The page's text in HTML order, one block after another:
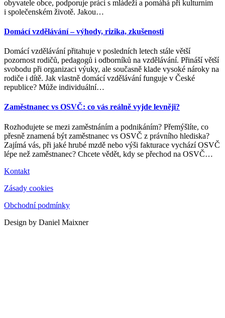
obyvatele obce, podporuje práci s mládeží a pomáhá při kulturním
i společenském životě. Jakou…
Domácí vzdělávání – výhody, rizika, zkušenosti
Domácí vzdělávání přitahuje v posledních letech stále větší
pozornost rodičů, pedagogů i odborníků na vzdělávání. Přináší větší
svobodu při organizaci výuky, ale současně klade vysoké nároky na
rodiče i dítě. Jak vlastně domácí vzdělávání funguje v České
republice? Může individuální…
Zaměstnanec vs OSVČ: co vás reálně vyjde levněji?
Rozhodujete se mezi zaměstnáním a podnikáním? Přemýšlíte, co
přesně znamená být zaměstnanec vs OSVČ z právního hlediska?
Zajímá vás, při jaké hrubé mzdě nebo výši fakturace vychází OSVČ
lépe než zaměstnanec? Chcete vědět, kdy se přechod na OSVČ…
Kontakt
Zásady cookies
Obchodní podmínky
Design by Daniel Maixner